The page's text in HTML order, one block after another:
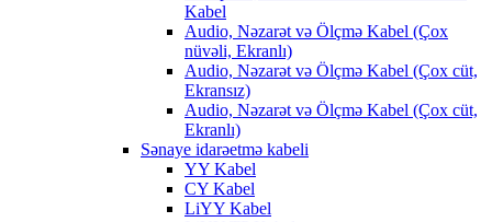
Kabel
Audio, Nəzarət və Ölçmə Kabel (Çox
nüvəli, Ekranlı)
Audio, Nəzarət və Ölçmə Kabel (Çox cüt,
Ekransız)
Audio, Nəzarət və Ölçmə Kabel (Çox cüt,
Ekranlı)
Sənaye idarəetmə kabeli
YY Kabel
CY Kabel
LiYY Kabel